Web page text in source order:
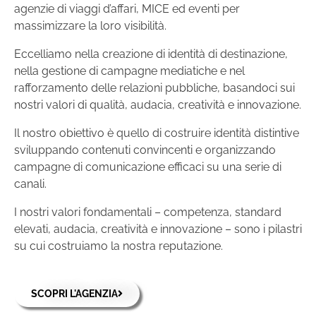
agenzie di viaggi d’affari, MICE ed eventi per
massimizzare la loro visibilità.
Eccelliamo nella creazione di identità di destinazione,
nella gestione di campagne mediatiche e nel
rafforzamento delle relazioni pubbliche, basandoci sui
nostri valori di qualità, audacia, creatività e innovazione.
Il nostro obiettivo è quello di costruire identità distintive
sviluppando contenuti convincenti e organizzando
campagne di comunicazione efficaci su una serie di
canali.
I nostri valori fondamentali – competenza, standard
elevati, audacia, creatività e innovazione – sono i pilastri
su cui costruiamo la nostra reputazione.
SCOPRI L'AGENZIA